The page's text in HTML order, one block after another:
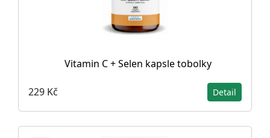
Vitamin C + Selen kapsle tobolky
229 Kč Detail